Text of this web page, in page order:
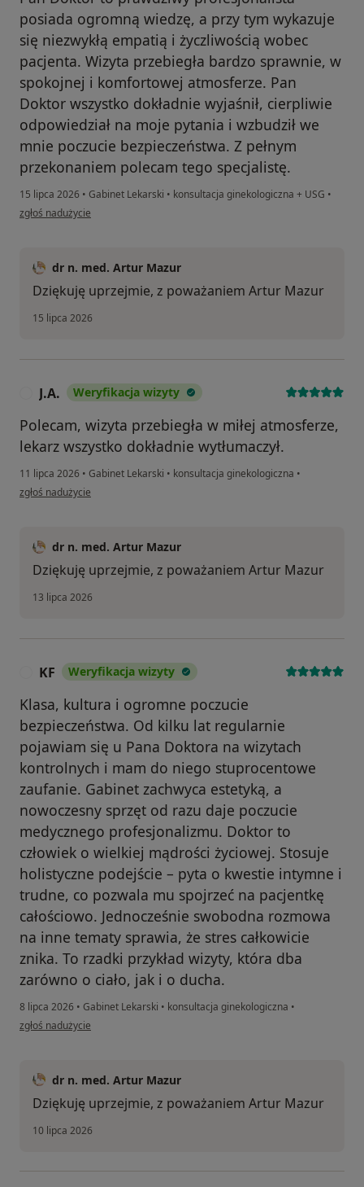
posiada ogromną wiedzę, a przy tym wykazuje
się niezwykłą empatią i życzliwością wobec
pacjenta. Wizyta przebiegła bardzo sprawnie, w
spokojnej i komfortowej atmosferze. Pan
Doktor wszystko dokładnie wyjaśnił, cierpliwie
odpowiedział na moje pytania i wzbudził we
mnie poczucie bezpieczeństwa. Z pełnym
przekonaniem polecam tego specjalistę.
15 lipca 2026 • Gabinet Lekarski • konsultacja ginekologiczna + USG •
w opinii użytkownika Dorota
zgłoś nadużycie
dr n. med. Artur Mazur
Dziękuję uprzejmie, z poważaniem Artur Mazur
15 lipca 2026
J.A. Weryfikacja wizyty
Polecam, wizyta przebiegła w miłej atmosferze,
lekarz wszystko dokładnie wytłumaczył.
11 lipca 2026 • Gabinet Lekarski • konsultacja ginekologiczna •
w opinii użytkownika J.A.
zgłoś nadużycie
dr n. med. Artur Mazur
Dziękuję uprzejmie, z poważaniem Artur Mazur
13 lipca 2026
KF Weryfikacja wizyty
Klasa, kultura i ogromne poczucie
bezpieczeństwa. Od kilku lat regularnie
pojawiam się u Pana Doktora na wizytach
kontrolnych i mam do niego stuprocentowe
zaufanie. Gabinet zachwyca estetyką, a
nowoczesny sprzęt od razu daje poczucie
medycznego profesjonalizmu. Doktor to
człowiek o wielkiej mądrości życiowej. Stosuje
holistyczne podejście – pyta o kwestie intymne i
trudne, co pozwala mu spojrzeć na pacjentkę
całościowo. Jednocześnie swobodna rozmowa
na inne tematy sprawia, że stres całkowicie
znika. To rzadki przykład wizyty, która dba
zarówno o ciało, jak i o ducha.
8 lipca 2026 • Gabinet Lekarski • konsultacja ginekologiczna •
w opinii użytkownika KF
zgłoś nadużycie
dr n. med. Artur Mazur
Dziękuję uprzejmie, z poważaniem Artur Mazur
10 lipca 2026